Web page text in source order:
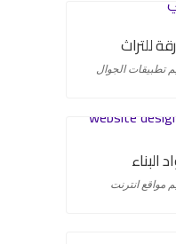
للتراث
تطبيقات الجوال
البناء
مواقع انترنت